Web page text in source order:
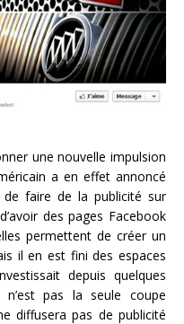
une nouvelle impulsion
a en effet annoncé
faire de la publicité sur
des pages Facebook
permettent de créer un
il en est fini des espaces
depuis quelques
pas la seule coupe
diffusera pas de publicité